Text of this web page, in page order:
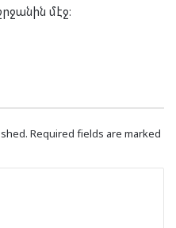
մէջ։
Required fields are marked